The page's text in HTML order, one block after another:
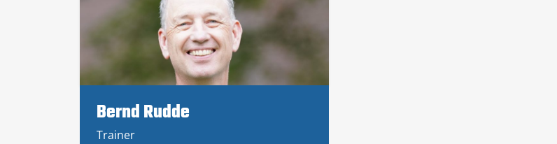
Bernd Rudde
Trainer